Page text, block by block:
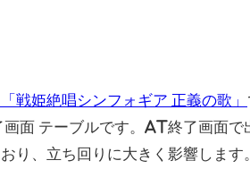
戦姫絶唱シンフォギア 正義の歌」
画面 テーブルです。AT終了画面
り、立ち回りに大きく影響します